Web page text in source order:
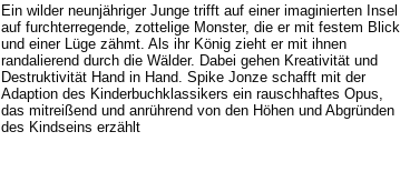
Ein wilder neunjähriger Junge trifft auf einer imaginierten Insel
auf furchterregende, zottelige Monster, die er mit festem Blick
und einer Lüge zähmt. Als ihr König zieht er mit ihnen
randalierend durch die Wälder. Dabei gehen Kreativität und
Destruktivität Hand in Hand. Spike Jonze schafft mit der
Adaption des Kinderbuchklassikers ein rauschhaftes Opus,
das mitreißend und anrührend von den Höhen und Abgründen
des Kindseins erzählt